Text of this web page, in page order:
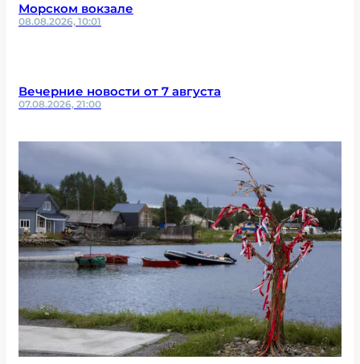
Морском вокзале
08.08.2026, 10:01
Вечерние новости от 7 августа
07.08.2026, 21:00